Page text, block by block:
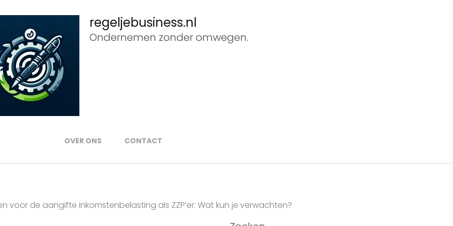
regeljebusiness.nl
Ondernemen zonder omwegen.
OVER ONS CONTACT
voor de aangifte inkomstenbelasting als ZZP’er: Wat kun je verwachten?